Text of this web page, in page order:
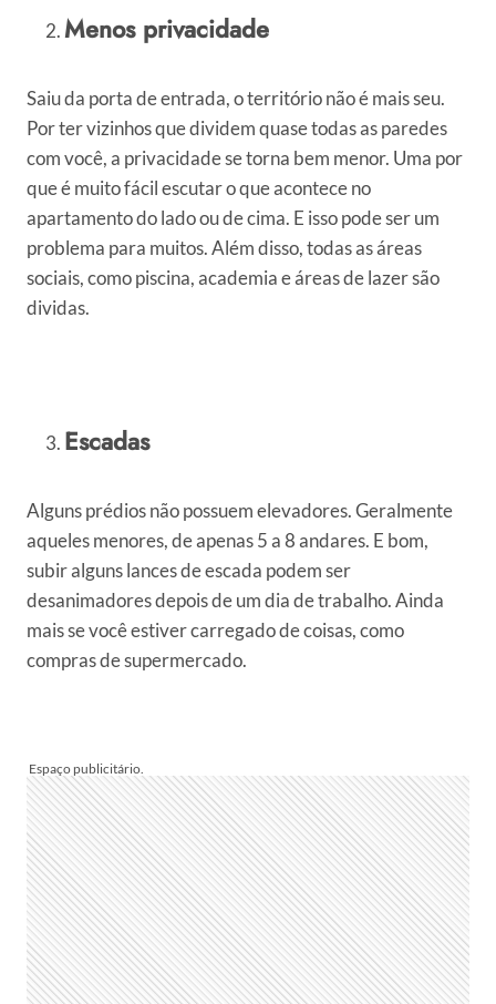
Menos privacidade
Saiu da porta de entrada, o território não é mais seu.
Por ter vizinhos que dividem quase todas as paredes
com você, a privacidade se torna bem menor. Uma por
que é muito fácil escutar o que acontece no
apartamento do lado ou de cima. E isso pode ser um
problema para muitos. Além disso, todas as áreas
sociais, como piscina, academia e áreas de lazer são
dividas.
Escadas
Alguns prédios não possuem elevadores. Geralmente
aqueles menores, de apenas 5 a 8 andares. E bom,
subir alguns lances de escada podem ser
desanimadores depois de um dia de trabalho. Ainda
mais se você estiver carregado de coisas, como
compras de supermercado.